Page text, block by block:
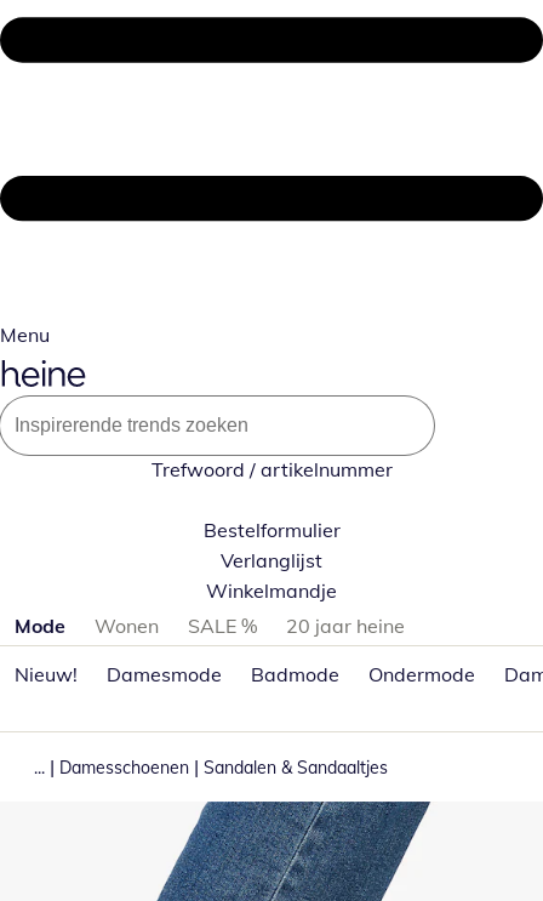
Menu
Trefwoord / artikelnummer
Bestelformulier
Verlanglijst
Winkelmandje
Productcategorieën overslaan
Mode Wonen SALE %
20 jaar heine
Nieuw!
Damesmode Badmode Ondermode
... | Damesschoenen | Sandalen & Sandaaltjes